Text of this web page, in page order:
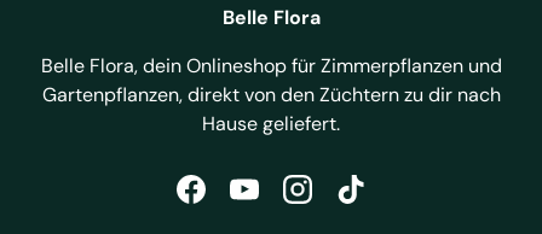
Belle Flora
Belle Flora, dein Onlineshop für Zimmerpflanzen und
Gartenpflanzen, direkt von den Züchtern zu dir nach
Hause geliefert.
FacebookYouTubeInstagramTikTok